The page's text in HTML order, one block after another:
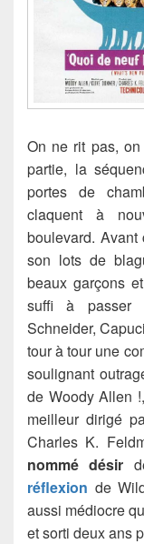
On ne rit pas,
partie, la
portes de
claquent à
boulevard. Avant
son lots de
beaux garçons
suffi à passer
Schneider,
tour à tour une
soulignant
de Woody Allen
meilleur dirigé
Charles K.
nommé désir
réflexion de
aussi médiocre
et sorti deux ans